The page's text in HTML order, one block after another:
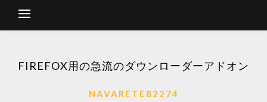
FIREFOX用の急流のダウンローダーアドオン
NAVARETE82274